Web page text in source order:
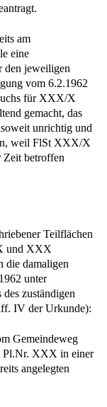
am
eine
den jeweiligen
vom 6.2.1962
für XXX/X
gemacht, das
unrichtig und
weil FlSt XXX/X
Zeit betroffen
Teilflächen
und XXX
die damaligen
unter
zuständigen
IV der Urkunde):
Gemeindeweg
Pl.Nr. XXX in einer
angelegten